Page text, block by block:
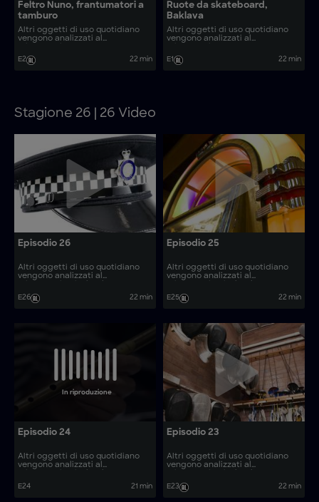
Feltro Nuno, frantumatori a
tamburo
Altri oggetti di uso quotidiano
vengono analizzati al
realizzati oggetti come kimchi e
parquet tradizionali?
E2 22 min
Ruote da skateboard,
Baklava
Altri oggetti di uso quotidiano
vengono analizzati al
realizzati oggetti come
Galaktoboureko, filtri CO2 e
E1 22 min
Stagione 26 | 26 Video
Episodio 26
Altri oggetti di uso quotidiano
vengono analizzati al
vengono prodotti. Come si
realizzano articoli come le
E26 22 min
Episodio 25
Altri oggetti di uso quotidiano
vengono analizzati al
vengono prodotti. Come si
realizzano articoli come gli
E25 22 min
In riproduzione
Episodio 24
Altri oggetti di uso quotidiano
vengono analizzati al
vengono prodotti. Come si
realizzano articoli come le auto
E24 21 min
Episodio 23
Altri oggetti di uso quotidiano
vengono analizzati al
vengono prodotti. Come si
realizzano articoli come i
E23 22 min